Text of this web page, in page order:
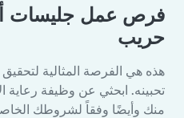
فرص عمل جليسات
حريب
هذه هي الفرصة المثالية
تحبينه. ابحثي عن وظيفة رعاية
منك وأيضًا وفقاً لشروطك